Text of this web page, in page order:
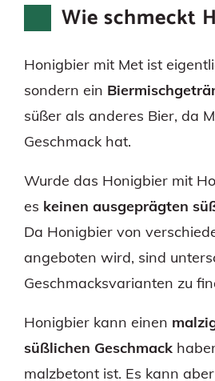
Wie schmeckt
Honigbier mit Met ist
sondern ein
süßer als anderes Bier, da
Geschmack hat.
Wurde das Honigbier mit
es keinen ausgeprägten
Da Honigbier von
angeboten wird, sind
Geschmacksvarianten zu
Honigbier kann einen
süßlichen Geschmack
malzbetont ist. Es kann